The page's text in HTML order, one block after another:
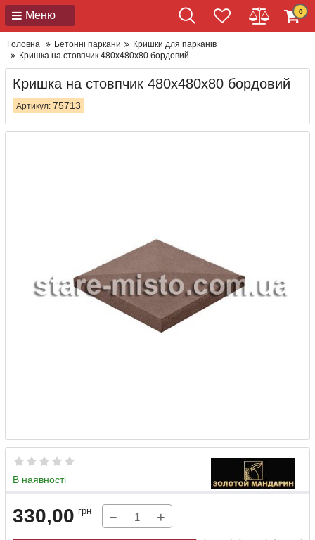
Меню 0
Головна Бетонні паркани
Кришки для парканів
Кришка на стовпчик 480x480x80 бордовий
Кришка на стовпчик 480x480x80 бордовий
Артикул: 75713
В наявності
330,00 грн − +